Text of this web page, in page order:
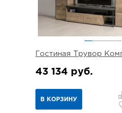
Гостиная Трувор
43 134 руб.
В КОРЗИНУ